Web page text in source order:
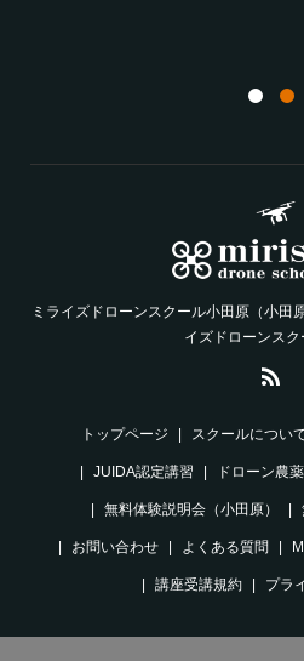
ミライズドローンスクール小田原（小田
イズドローンスク
トップページ スクールについ
JUIDA認定講習 ドローン農
無料体験説明会（小田原）
お問い合わせ よくある質問
講座受講規約 プラ